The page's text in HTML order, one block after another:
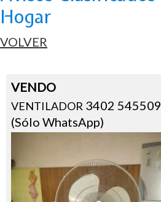
Hogar
VOLVER
VENDO
VENTILADOR 3402 545509
(Sólo WhatsApp)